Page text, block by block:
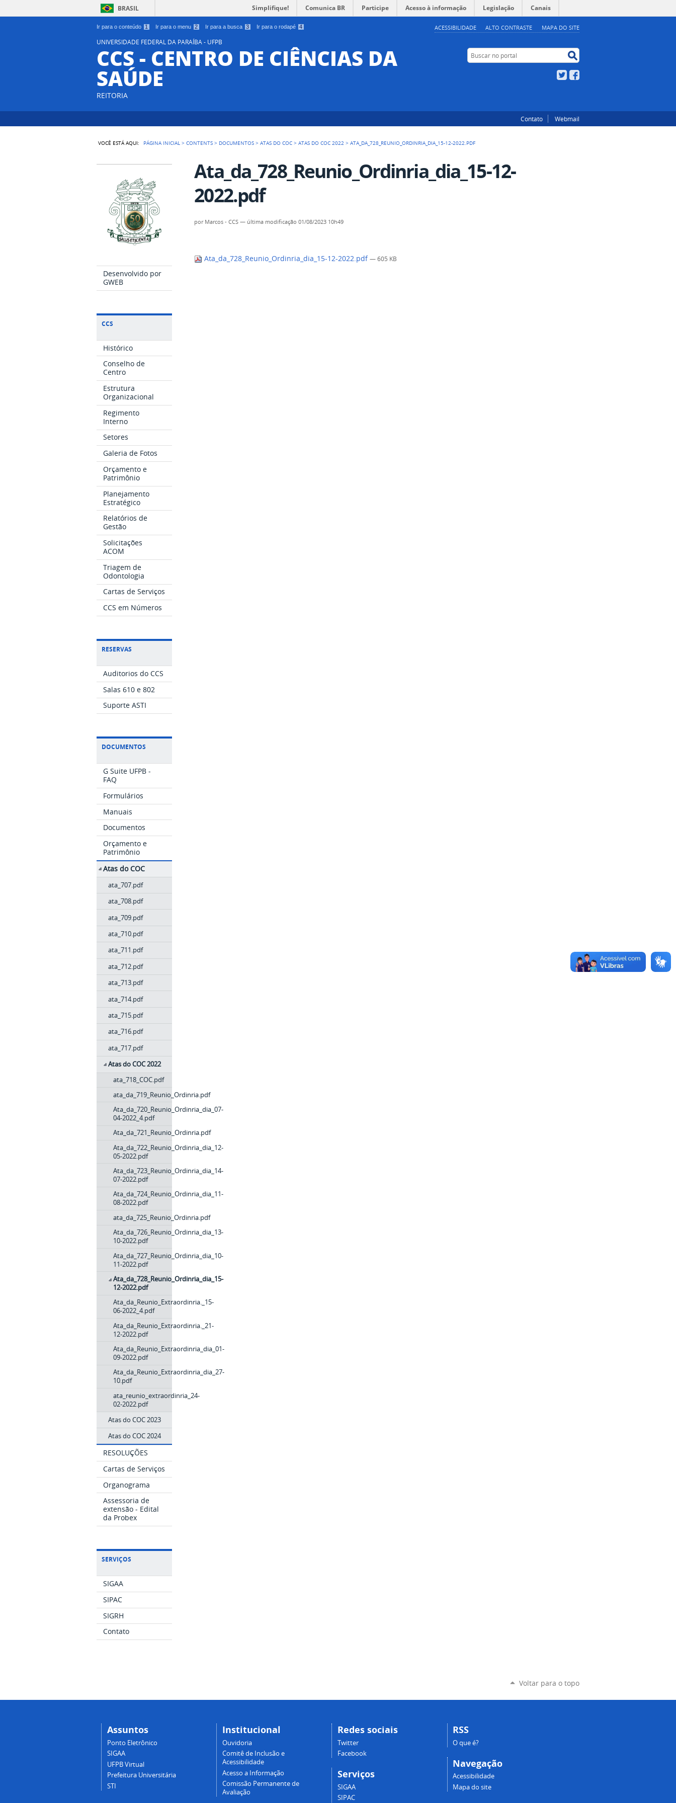
Ir para o conteúdo 1 Ir para o menu 2 Ir para a busca 3 Ir para o rodapé 4 ACESSIBILIDADE ALTO CONTRASTE MAPA DO SITE
BRASIL Simplifique! Comunica BR Participe Acesso à informação Legislação Canais
UNIVERSIDADE FEDERAL DA PARAÍBA - UFPB
CCS - CENTRO DE CIÊNCIAS DA
SAÚDE
REITORIA
Buscar no portal
Twitter
Contato Webmail
VOCÊ ESTÁ AQUI: PÁGINA INICIAL >CONTENTS > DOCUMENTOS >ATAS DO COC >ATAS DO COC 2022 >ATA_DA_728_REUNIO_ORDINRIA_DIA_15-12-2022.PDF
Desenvolvido por
GWEB
CCS
Histórico
Conselho de
Centro
Estrutura
Organizacional
Regimento
Interno
Setores
Galeria de Fotos
Orçamento e
Patrimônio
Planejamento
Estratégico
Relatórios de
Gestão
Solicitações
ACOM
Triagem de
Odontologia
Cartas de Serviços
CCS em Números
RESERVAS
Auditorios do CCS
Salas 610 e 802
Suporte ASTI
DOCUMENTOS
G Suite UFPB -
FAQ
Formulários
Manuais
Documentos
Orçamento e
Patrimônio
Atas do COC
ata_707.pdf
ata_708.pdf
ata_709.pdf
ata_710.pdf
ata_711.pdf
ata_712.pdf
ata_713.pdf
ata_714.pdf
ata_715.pdf
ata_716.pdf
ata_717.pdf
Atas do COC 2022
ata_718_COC.pdf
ata_da_719_Reunio_Ordinria.pdf
Ata_da_720_Reunio_Ordinria_dia_07-
04-2022_4.pdf
Ata_da_721_Reunio_Ordinria.pdf
Ata_da_722_Reunio_Ordinria_dia_12-
05-2022.pdf
Ata_da_723_Reunio_Ordinria_dia_14-
07-2022.pdf
Ata_da_724_Reunio_Ordinria_dia_11-
08-2022.pdf
ata_da_725_Reunio_Ordinria.pdf
Ata_da_726_Reunio_Ordinria_dia_13-
10-2022.pdf
Ata_da_727_Reunio_Ordinria_dia_10-
11-2022.pdf
Ata_da_728_Reunio_Ordinria_dia_15-
12-2022.pdf
Ata_da_Reunio_Extraordinria._15-
06-2022_4.pdf
Ata_da_Reunio_Extraordinria._21-
12-2022.pdf
Ata_da_Reunio_Extraordinria_dia_01-
09-2022.pdf
Ata_da_Reunio_Extraordinria_dia_27-
10.pdf
ata_reunio_extraordinria_24-
02-2022.pdf
Atas do COC 2023
Atas do COC 2024
RESOLUÇÕES
Cartas de Serviços
Organograma
Assessoria de
extensão - Edital
da Probex
SERVIÇOS
SIGAA
SIPAC
SIGRH
Contato
Ata_da_728_Reunio_Ordinria_dia_15-12-
2022.pdf
por Marcos - CCS — última modificação 01/08/2023 10h49
Ata_da_728_Reunio_Ordinria_dia_15-12-2022.pdf— 605 KB
Voltar para o topo
Assuntos
Ponto Eletrônico
SIGAA
UFPB Virtual
Prefeitura Universitária
STI
Institucional
Ouvidoria
Comitê de Inclusão e
Acessibilidade
Acesso a Informação
Comissão Permanente de
Avaliação
Redes sociais
Twitter
Facebook
Serviços
SIGAA
SIPAC
RSS
O que é?
Navegação
Acessibilidade
Mapa do site